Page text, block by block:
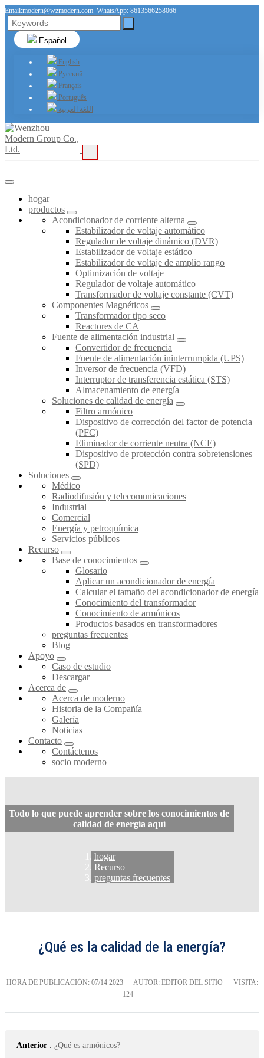
Email:modern@wzmodern.com WhatsApp: 8613566258066
Español
English
Русский
Français
Português
اللغة العربية
hogar
productos
Acondicionador de corriente alterna
Estabilizador de voltaje automático
Regulador de voltaje dinámico (DVR)
Estabilizador de voltaje estático
Estabilizador de voltaje de amplio rango
Optimización de voltaje
Regulador de voltaje automático
Transformador de voltaje constante (CVT)
Componentes Magnéticos
Transformador tipo seco
Reactores de CA
Fuente de alimentación industrial
Convertidor de frecuencia
Fuente de alimentación ininterrumpida (UPS)
Inversor de frecuencia (VFD)
Interruptor de transferencia estática (STS)
Almacenamiento de energía
Soluciones de calidad de energía
Filtro armónico
Dispositivo de corrección del factor de potencia
(PFC)
Eliminador de corriente neutra (NCE)
Dispositivo de protección contra sobretensiones
(SPD)
Soluciones
Médico
Radiodifusión y telecomunicaciones
Industrial
Comercial
Energía y petroquímica
Servicios públicos
Recurso
Base de conocimientos
Glosario
Aplicar un acondicionador de energía
Calcular el tamaño del acondicionador de energía
Conocimiento del transformador
Conocimiento de armónicos
Productos basados en transformadores
preguntas frecuentes
Blog
Apoyo
Caso de estudio
Descargar
Acerca de
Acerca de moderno
Historia de la Compañía
Galería
Noticias
Contacto
Contáctenos
socio moderno
Todo lo que puede aprender sobre los conocimientos de
calidad de energía aquí
hogar
Recurso
preguntas frecuentes
¿Qué es la calidad de la energía?
HORA DE PUBLICACIÓN: 07/14 2023 AUTOR: EDITOR DEL SITIO
VISITA:
124
Anterior : ¿Qué es armónicos?